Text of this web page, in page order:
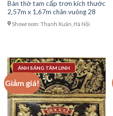
Bàn thờ tam cấp trơn kích thước
2,57m x 1,67m chân vuông 28
Showroom: Thanh Xuân, Hà Nội
Giảm giá!
ÁNH SÁNG TÂM LINH